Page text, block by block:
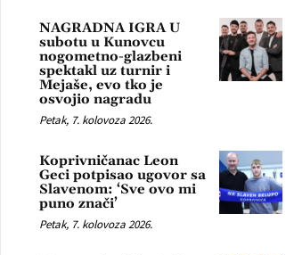
NAGRADNA IGRA U
subotu u Kunovcu
nogometno-glazbeni
spektakl uz turnir i
Mejaše, evo tko je
osvojio nagradu
Petak, 7. kolovoza 2026.
Koprivničanac Leon
Geci potpisao ugovor sa
Slavenom: ‘Sve ovo mi
puno znači’
Petak, 7. kolovoza 2026.